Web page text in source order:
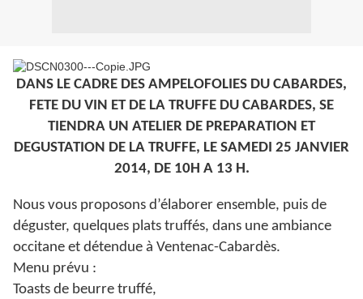
DANS LE CADRE DES AMPELOFOLIES DU CABARDES,
FETE DU VIN ET DE LA TRUFFE DU CABARDES, SE
TIENDRA UN ATELIER DE PREPARATION ET
DEGUSTATION DE LA TRUFFE, LE SAMEDI 25 JANVIER
2014, DE 10H A 13 H.
Nous vous proposons d’élaborer ensemble, puis de
déguster, quelques plats truffés, dans une ambiance
occitane et détendue à Ventenac-Cabardès.
Menu prévu :
Toasts de beurre truffé,